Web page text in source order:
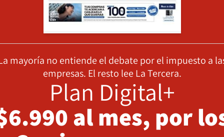
mayoría no entiende el debate por el impuesto a
empresas. El resto lee La Tercera.
Plan Digital+
al mes, por